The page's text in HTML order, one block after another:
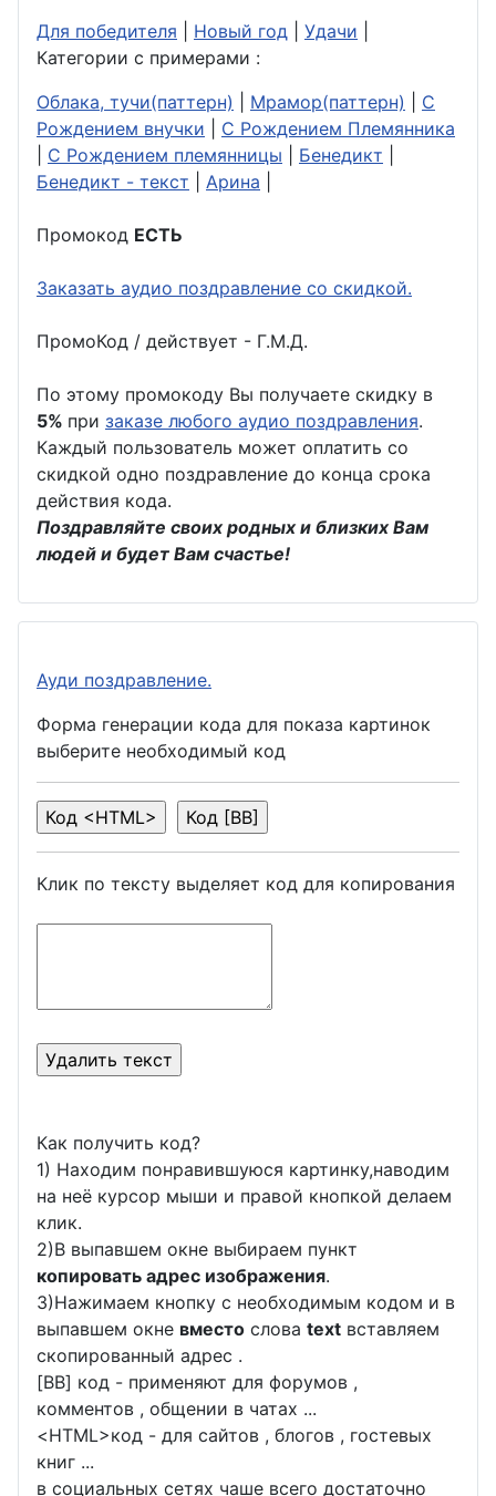
Для победителя
Новый год Удачи
Категории с примерами :
Облака, тучи(паттерн)
Мрамор(паттерн)
С
Рождением внучки
С Рождением Племянника
С Рождением племянницы Бенедикт
Бенедикт - текст
Арина
Промокод ЕСТЬ
Заказать аудио поздравление со скидкой.
ПромоКод / действует - Г.М.Д.
По этому промокоду Вы получаете скидку в
5% при заказе любого аудио поздравления.
Каждый пользователь может оплатить со
скидкой одно поздравление до конца срока
действия кода.
Поздравляйте своих родных и близких Вам
людей и будет Вам счастье!
Ауди поздравление.
Форма генерации кода для показа картинок
выберите необходимый код
Клик по тексту выделяет код для копирования
Как получить код?
1) Находим понравившуюся картинку,наводим
на неё курсор мыши и правой кнопкой делаем
клик.
2)В выпавшем окне выбираем пункт
копировать адрес изображения.
3)Нажимаем кнопку с необходимым кодом и в
выпавшем окне вместо слова text вставляем
скопированный адрес .
[BB] код - применяют для форумов ,
комментов , общении в чатах ...
<HTML>код - для сайтов , блогов , гостевых
книг ...
в социальных сетях чаше всего достаточно